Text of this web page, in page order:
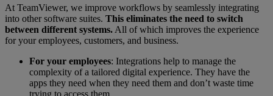
At TeamViewer, we improve workflows by seamlessly integrating
into other software suites. This eliminates the need to switch
between different systems.All of which improves the experience
for your employees, customers, and business.
For your employees: Integrations help to manage the
complexity of a tailored digital experience. They have the
apps they need when they need them and don’t waste time